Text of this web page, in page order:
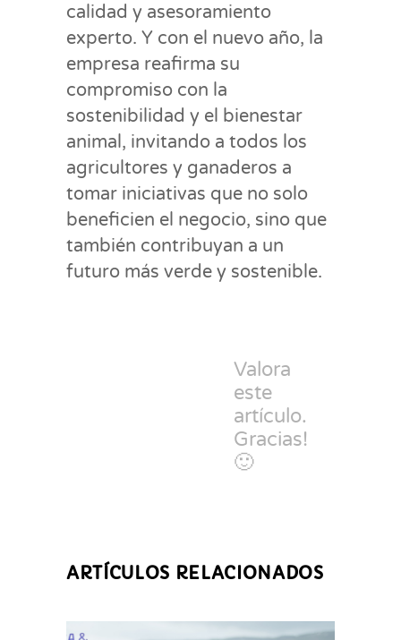
calidad y asesoramiento
experto. Y con el nuevo año, la
empresa reafirma su
compromiso con la
sostenibilidad y el bienestar
animal, invitando a todos los
agricultores y ganaderos a
tomar iniciativas que no solo
beneficien el negocio, sino que
también contribuyan a un
futuro más verde y sostenible.
Valora
este
artículo.
Gracias!
🙂
ARTÍCULOS RELACIONADOS